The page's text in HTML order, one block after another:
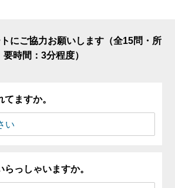
にご協力お願いします（全15問・所
要時間：3分程度）
ますか。
らっしゃいますか。